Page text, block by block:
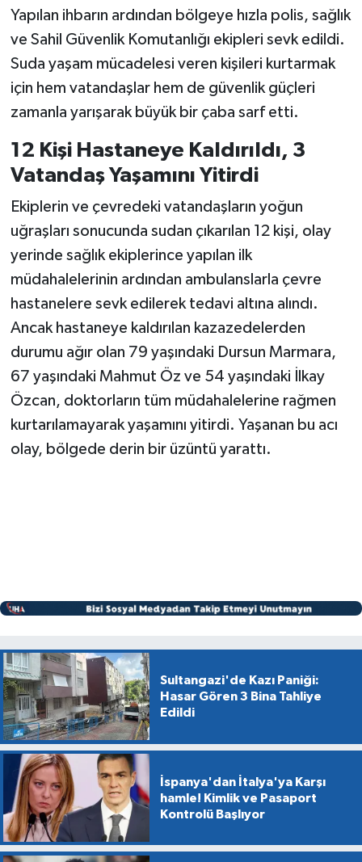
Yapılan ihbarın ardından bölgeye hızla polis, sağlık
ve Sahil Güvenlik Komutanlığı ekipleri sevk edildi.
Suda yaşam mücadelesi veren kişileri kurtarmak
için hem vatandaşlar hem de güvenlik güçleri
zamanla yarışarak büyük bir çaba sarf etti.
12 Kişi Hastaneye Kaldırıldı, 3
Vatandaş Yaşamını Yitirdi
Ekiplerin ve çevredeki vatandaşların yoğun
uğraşları sonucunda sudan çıkarılan 12 kişi, olay
yerinde sağlık ekiplerince yapılan ilk
müdahalelerinin ardından ambulanslarla çevre
hastanelere sevk edilerek tedavi altına alındı.
Ancak hastaneye kaldırılan kazazedelerden
durumu ağır olan 79 yaşındaki Dursun Marmara,
67 yaşındaki Mahmut Öz ve 54 yaşındaki İlkay
Özcan, doktorların tüm müdahalelerine rağmen
kurtarılamayarak yaşamını yitirdi. Yaşanan bu acı
olay, bölgede derin bir üzüntü yarattı.
Sultangazi'de Kazı Paniği:
Hasar Gören 3 Bina Tahliye
Edildi
İspanya'dan İtalya'ya Karşı
hamle! Kimlik ve Pasaport
Kontrolü Başlıyor